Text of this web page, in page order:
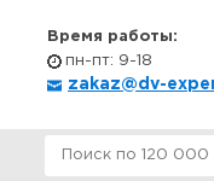
Время работы:
пн-пт: 9-18
zakaz@dv-